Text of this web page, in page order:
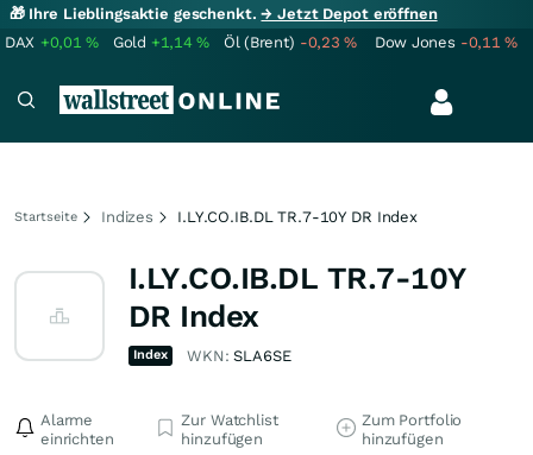
🎁 Ihre Lieblingsaktie geschenkt.→ Jetzt Depot eröffnen
DAX +0,01% Gold +1,14% Öl (Brent) -0,23% Dow Jones -0,11%
Startseite Indizes I.LY.CO.IB.DL TR.7-10Y DR Index
I.LY.CO.IB.DL TR.7-10Y
DR Index
Index WKN:SLA6SE
Alarme
einrichten
Zur Watchlist
hinzufügen
Zum Portfolio
hinzufügen